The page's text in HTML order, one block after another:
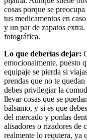
cosas porque se
tus medicamentos en
y un par de zapatos
fotográfica.
Lo que deberías dejar:
emocionalmente, puesto
equipaje se pierda si
prendas que no te
debes privilegiar la
llevar cosas que se
bálsamo, y si es que
del mercado y ponlas
alisadores o rizadores de
realmente lo requiera, ya